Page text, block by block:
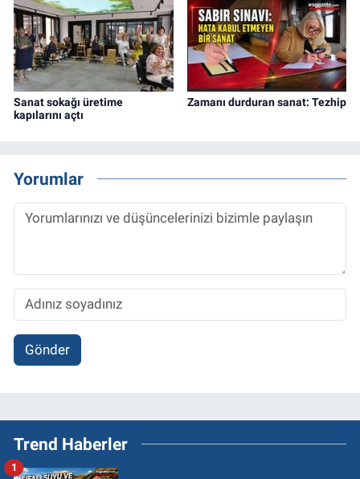
Sanat sokağı üretime
kapılarını açtı
Zamanı durduran sanat: Tezhip
Yorumlar
Gönder
Trend Haberler
1